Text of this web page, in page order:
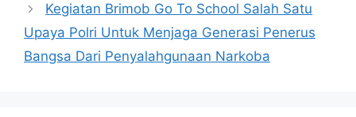
Kegiatan Brimob Go To School Salah Satu
Upaya Polri Untuk Menjaga Generasi Penerus
Bangsa Dari Penyalahgunaan Narkoba